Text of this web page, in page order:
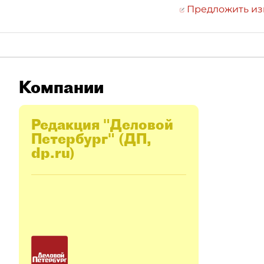
Предложить
Компании
Редакция "Деловой
Петербург" (ДП,
dp.ru)